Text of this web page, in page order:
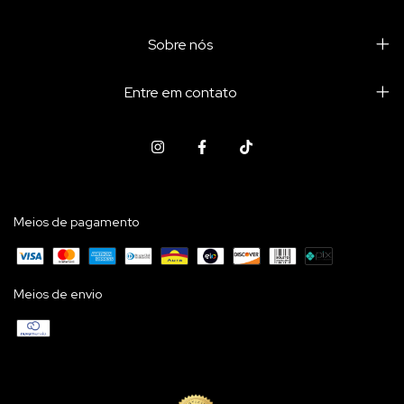
Sobre nós
Entre em contato
Meios de pagamento
Meios de envio